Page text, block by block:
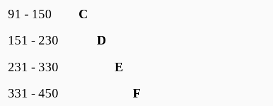
C
91 - 150
D
151 - 230
E
231 - 330
F
331 - 450